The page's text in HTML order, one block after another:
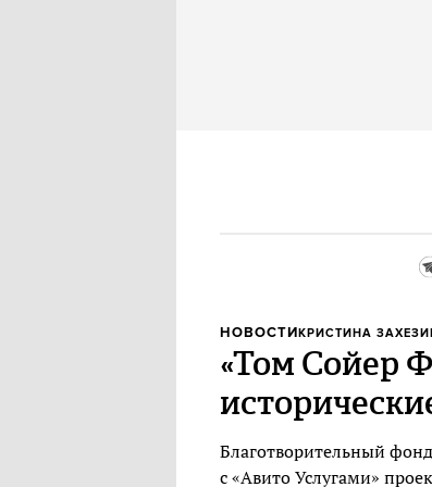
НОВОСТИКРИСТИНА
«Том Сойер
Благотворительный
с «Авито Услугами»